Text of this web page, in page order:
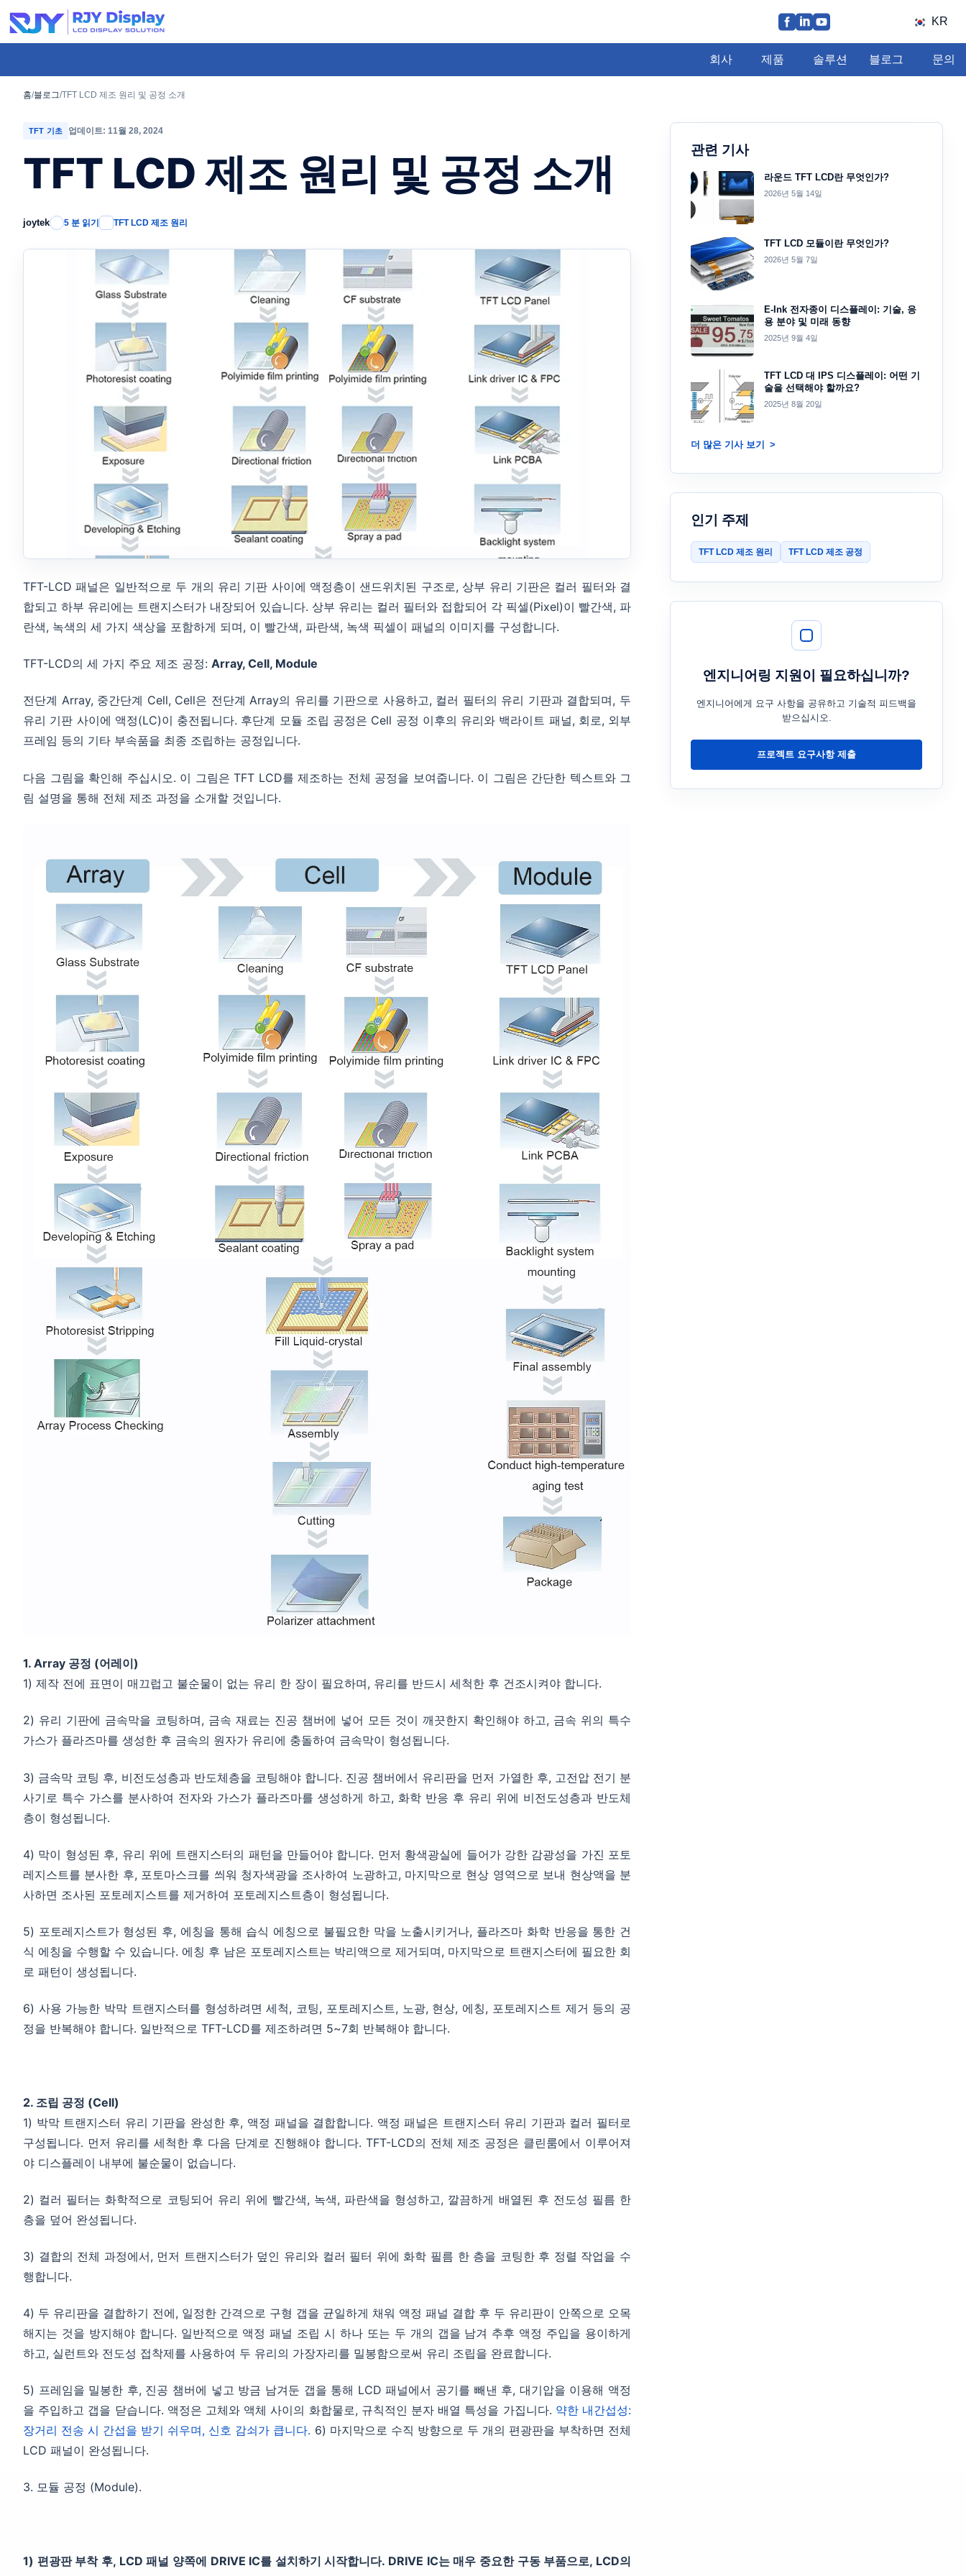
콘
텐
로
KR
회사 제품 솔루션 블로그 문의
홈/블로그/TFT LCD 제조 원리 및 공정 소개
TFT 기초 업데이트: 11월 28, 2024
TFT LCD 제조 원리 및 공정 소개
joytek 5 분 읽기 TFT LCD 제조 원리
TFT-LCD 패널은 일반적으로 두 개의 유리 기판 사이에 액정층이 샌드위치된 구조로, 상부 유리 기판은 컬러 필터와 결
합되고 하부 유리에는 트랜지스터가 내장되어 있습니다. 상부 유리는 컬러 필터와 접합되어 각 픽셀(Pixel)이 빨간색, 파
란색, 녹색의 세 가지 색상을 포함하게 되며, 이 빨간색, 파란색, 녹색 픽셀이 패널의 이미지를 구성합니다.
TFT-LCD의 세 가지 주요 제조 공정: Array, Cell, Module
전단계 Array, 중간단계 Cell, Cell은 전단계 Array의 유리를 기판으로 사용하고, 컬러 필터의 유리 기판과 결합되며, 두
유리 기판 사이에 액정(LC)이 충전됩니다. 후단계 모듈 조립 공정은 Cell 공정 이후의 유리와 백라이트 패널, 회로, 외부
프레임 등의 기타 부속품을 최종 조립하는 공정입니다.
다음 그림을 확인해 주십시오. 이 그림은 TFT LCD를 제조하는 전체 공정을 보여줍니다. 이 그림은 간단한 텍스트와 그
림 설명을 통해 전체 제조 과정을 소개할 것입니다.
1. Array 공정 (어레이)
1) 제작 전에 표면이 매끄럽고 불순물이 없는 유리 한 장이 필요하며, 유리를 반드시 세척한 후 건조시켜야 합니다.
2) 유리 기판에 금속막을 코팅하며, 금속 재료는 진공 챔버에 넣어 모든 것이 깨끗한지 확인해야 하고, 금속 위의 특수
가스가 플라즈마를 생성한 후 금속의 원자가 유리에 충돌하여 금속막이 형성됩니다.
3) 금속막 코팅 후, 비전도성층과 반도체층을 코팅해야 합니다. 진공 챔버에서 유리판을 먼저 가열한 후, 고전압 전기 분
사기로 특수 가스를 분사하여 전자와 가스가 플라즈마를 생성하게 하고, 화학 반응 후 유리 위에 비전도성층과 반도체
층이 형성됩니다.
4) 막이 형성된 후, 유리 위에 트랜지스터의 패턴을 만들어야 합니다. 먼저 황색광실에 들어가 강한 감광성을 가진 포토
레지스트를 분사한 후, 포토마스크를 씌워 청자색광을 조사하여 노광하고, 마지막으로 현상 영역으로 보내 현상액을 분
사하면 조사된 포토레지스트를 제거하여 포토레지스트층이 형성됩니다.
5) 포토레지스트가 형성된 후, 에칭을 통해 습식 에칭으로 불필요한 막을 노출시키거나, 플라즈마 화학 반응을 통한 건
식 에칭을 수행할 수 있습니다. 에칭 후 남은 포토레지스트는 박리액으로 제거되며, 마지막으로 트랜지스터에 필요한 회
로 패턴이 생성됩니다.
6) 사용 가능한 박막 트랜지스터를 형성하려면 세척, 코팅, 포토레지스트, 노광, 현상, 에칭, 포토레지스트 제거 등의 공
정을 반복해야 합니다. 일반적으로 TFT-LCD를 제조하려면 5~7회 반복해야 합니다.
2. 조립 공정 (Cell)
1) 박막 트랜지스터 유리 기판을 완성한 후, 액정 패널을 결합합니다. 액정 패널은 트랜지스터 유리 기판과 컬러 필터로
구성됩니다. 먼저 유리를 세척한 후 다음 단계로 진행해야 합니다. TFT-LCD의 전체 제조 공정은 클린룸에서 이루어져
야 디스플레이 내부에 불순물이 없습니다.
2) 컬러 필터는 화학적으로 코팅되어 유리 위에 빨간색, 녹색, 파란색을 형성하고, 깔끔하게 배열된 후 전도성 필름 한
층을 덮어 완성됩니다.
3) 결합의 전체 과정에서, 먼저 트랜지스터가 덮인 유리와 컬러 필터 위에 화학 필름 한 층을 코팅한 후 정렬 작업을 수
행합니다.
4) 두 유리판을 결합하기 전에, 일정한 간격으로 구형 갭을 균일하게 채워 액정 패널 결합 후 두 유리판이 안쪽으로 오목
해지는 것을 방지해야 합니다. 일반적으로 액정 패널 조립 시 하나 또는 두 개의 갭을 남겨 추후 액정 주입을 용이하게
하고, 실런트와 전도성 접착제를 사용하여 두 유리의 가장자리를 밀봉함으로써 유리 조립을 완료합니다.
5) 프레임을 밀봉한 후, 진공 챔버에 넣고 방금 남겨둔 갭을 통해 LCD 패널에서 공기를 빼낸 후, 대기압을 이용해 액정
을 주입하고 갭을 닫습니다. 액정은 고체와 액체 사이의 화합물로, 규칙적인 분자 배열 특성을 가집니다. 약한 내간섭성:
장거리 전송 시 간섭을 받기 쉬우며, 신호 감쇠가 큽니다. 6) 마지막으로 수직 방향으로 두 개의 편광판을 부착하면 전체
LCD 패널이 완성됩니다.
3. 모듈 공정 (Module).
1) 편광판 부착 후, LCD 패널 양쪽에 DRIVE IC를 설치하기 시작합니다. DRIVE IC는 매우 중요한 구동 부품으로, LCD의
관련 기사
라운드 TFT LCD란 무엇인가?
2026년 5월 14일
TFT LCD 모듈이란 무엇인가?
2026년 5월 7일
E-Ink 전자종이 디스플레이: 기술, 응
용 분야 및 미래 동향
2025년 9월 4일
TFT LCD 대 IPS 디스플레이: 어떤 기
술을 선택해야 할까요?
2025년 8월 20일
더 많은 기사 보기
인기 주제
TFT LCD 제조 원리 TFT LCD 제조 공정
엔지니어링 지원이 필요하십니까?
엔지니어에게 요구 사항을 공유하고 기술적 피드백을
받으십시오.
프로젝트 요구사항 제출